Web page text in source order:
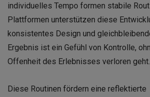
individuelles Tempo formen stabile
Plattformen unterstützen diese
konsistentes Design und
Ergebnis ist ein Gefühl von Kontrolle,
Offenheit des Erlebnisses verloren geht.
Diese Routinen fördern eine reflektierte